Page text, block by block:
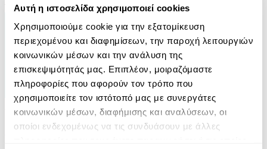
Αυτή η ιστοσελίδα χρησιμοποιεί cookies
Χρησιμοποιούμε cookie για την εξατομίκευση
περιεχομένου και διαφημίσεων, την παροχή λειτουργιών
κοινωνικών μέσων και την ανάλυση της
επισκεψιμότητάς μας. Επιπλέον, μοιραζόμαστε
πληροφορίες που αφορούν τον τρόπο που
χρησιμοποιείτε τον ιστότοπό μας με συνεργάτες
κοινωνικών μέσων, διαφήμισης και αναλύσεων, οι
οποίοι ενδεχομένως να τις συνδυάσουν με άλλες
16.90€ 8.45€ (-50%)
Audiobook • 1 Credit
Είσαι Ό,τι Σκέφτεσαι